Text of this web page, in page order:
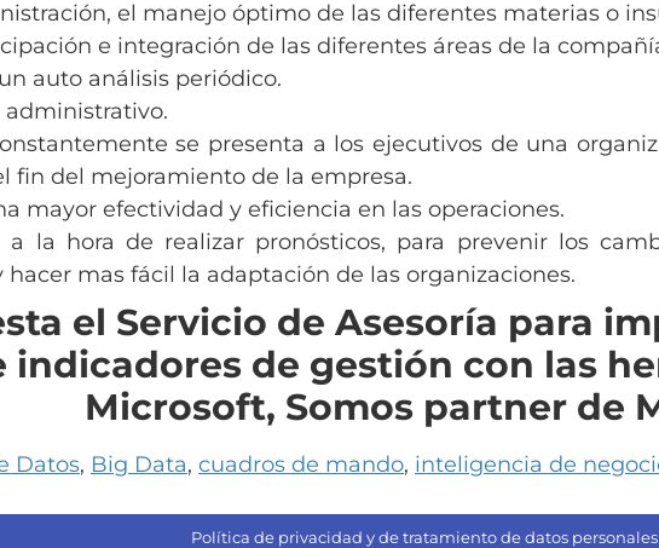
el manejo óptimo de las diferentes materias o
e integración de las diferentes áreas de la
auto análisis periódico.
se presenta a los ejecutivos de una
fin del mejoramiento de la empresa.
mayor efectividad y eficiencia en las operaciones.
a la hora de realizar pronósticos, para prevenir los
hacer mas fácil la adaptación de las organizaciones.
el Servicio de Asesoría para
indicadores de gestión con las
Microsoft, Somos partner de
Datos, Big Data, cuadros de mando, inteligencia de
Política de privacidad y de tratamiento de datos personales